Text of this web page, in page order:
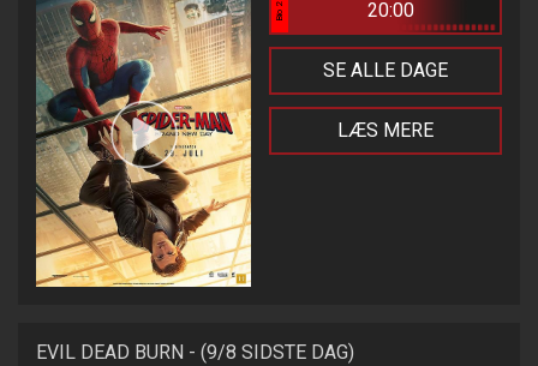
Bio 2 20:00
SE ALLE DAGE
LÆS MERE
EVIL DEAD BURN - (9/8 SIDSTE DAG)